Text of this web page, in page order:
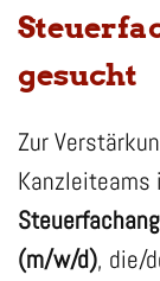
gesucht
Zur
Kanzleiteams
(m/w/d), die/